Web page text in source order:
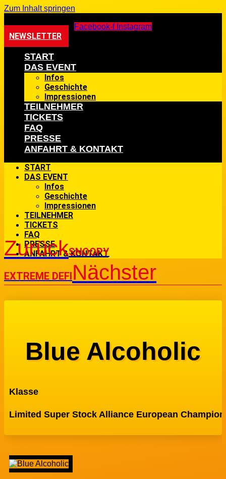
Zum Inhalt springen
Facebook-f Instagram
NEWSLETTER
START
DAS EVENT
Infos
Geschichte
Impressionen
TEILNEHMER
TICKETS
FAQ
PRESSE
ANFAHRT & KONTAKT
START
DAS EVENT
Infos
Geschichte
Impressionen
TEILNEHMER
TICKETS
FAQ
PRESSE
ANFAHRT & KONTAKT
ZurückSNOOPY
EXTREME DEFINächster
Blue Alcoholic
Klasse
Limited Super Stock Alliance European